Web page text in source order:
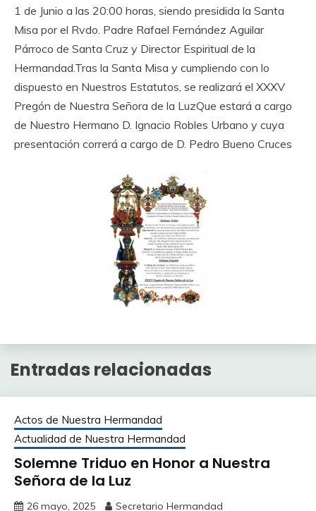
1 de Junio a las 20:00 horas, siendo presidida la Santa
Misa por el Rvdo. Padre Rafael Fernández Aguilar
Párroco de Santa Cruz y Director Espiritual de la
Hermandad.Tras la Santa Misa y cumpliendo con lo
dispuesto en Nuestros Estatutos, se realizará el XXXV
Pregón de Nuestra Señora de la LuzQue estará a cargo
de Nuestro Hermano D. Ignacio Robles Urbano y cuya
presentación correrá a cargo de D. Pedro Bueno Cruces
Entradas relacionadas
Actos de Nuestra Hermandad
Actualidad de Nuestra Hermandad
Solemne Triduo en Honor a Nuestra
Señora de la Luz
26 mayo, 2025 Secretario Hermandad